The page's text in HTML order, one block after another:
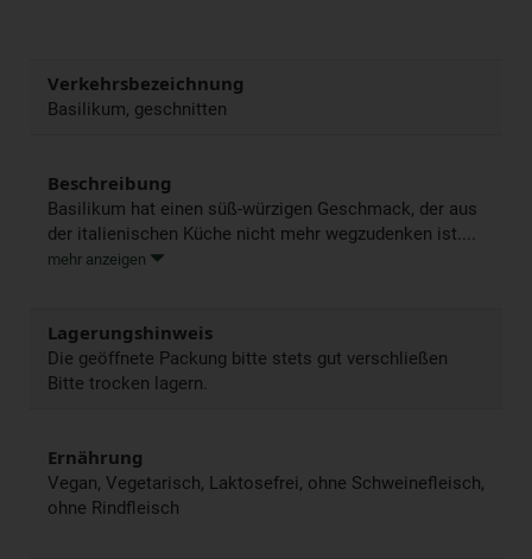
Verkehrsbezeichnung
Basilikum, geschnitten
Beschreibung
Basilikum hat einen süß-würzigen Geschmack, der aus
der italienischen Küche nicht mehr wegzudenken ist....
mehr anzeigen
Lagerungshinweis
Die geöffnete Packung bitte stets gut verschließen
Bitte trocken lagern.
Ernährung
Vegan, Vegetarisch, Laktosefrei, ohne Schweinefleisch,
ohne Rindfleisch